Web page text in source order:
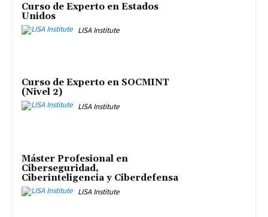
Curso de Experto en Estados
Unidos
LISA Institute
Curso de Experto en SOCMINT
(Nivel 2)
LISA Institute
Máster Profesional en
Ciberseguridad,
Ciberinteligencia y Ciberdefensa
LISA Institute